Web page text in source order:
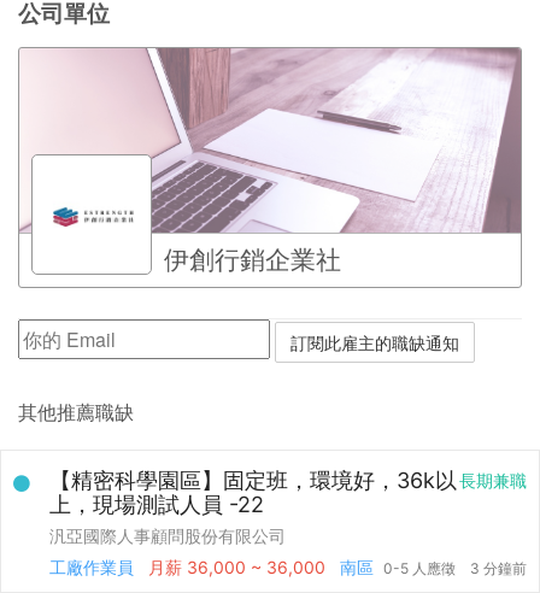
公司單位
伊創行銷企業社
其他推薦職缺
長期兼職
【精密科學園區】固定班，環境好，36k以
上，現場測試人員 -22
汎亞國際人事顧問股份有限公司
工廠作業員
月薪 36,000 ~ 36,000 南區 0-5 人應徵 3 分鐘前